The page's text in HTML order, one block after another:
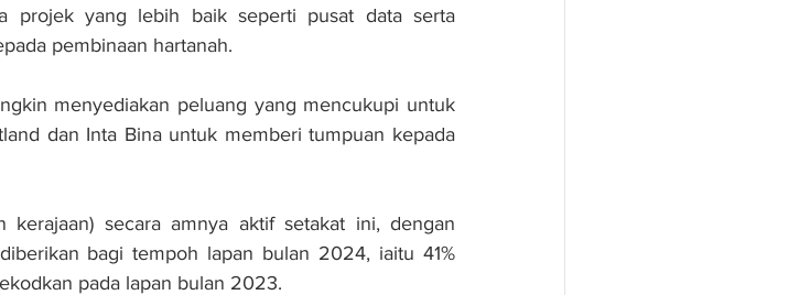
projek yang lebih baik seperti pusat data serta
pembinaan hartanah.
menyediakan peluang yang mencukupi untuk
dan Inta Bina untuk memberi tumpuan kepada
kerajaan) secara amnya aktif setakat ini, dengan
bagi tempoh lapan bulan 2024, iaitu 41%
pada lapan bulan 2023.